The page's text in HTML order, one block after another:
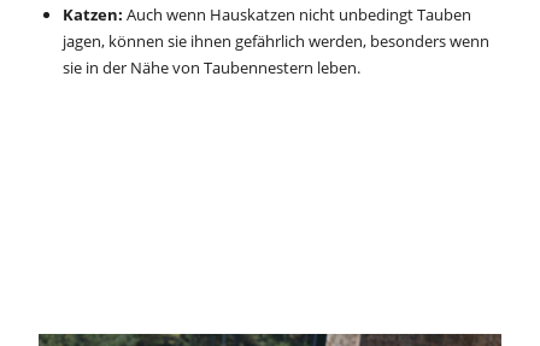
Katzen: Auch wenn Hauskatzen nicht unbedingt Tauben
jagen, können sie ihnen gefährlich werden, besonders wenn
sie in der Nähe von Taubennestern leben.